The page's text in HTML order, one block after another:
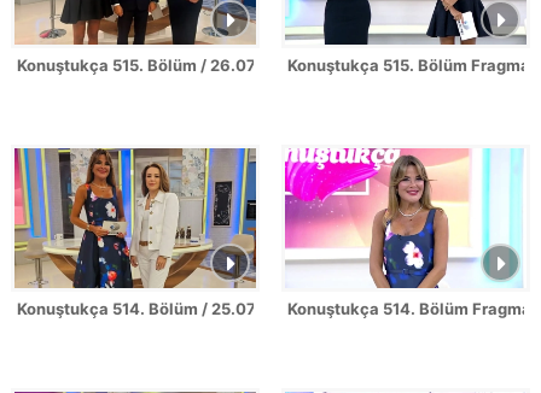
Konuştukça 515. Bölüm / 26.07.2026Konuştukça 515. Bölüm
Konuştukça 514. Bölüm / 25.07.2026Konuştukça 514. Bölüm